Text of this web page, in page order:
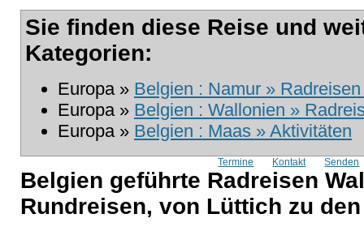
Sie finden diese Reise und
Kategorien:
Europa » Belgien : Namur »
Europa » Belgien : Wallonien »
Europa » Belgien : Maas » Aktivitäten
Termine Kontakt Senden
Belgien geführte Radreisen
Rundreisen, von Lüttich zu